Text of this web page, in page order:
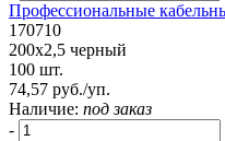
Профессиональные
170710
200х2,5 черный
100 шт.
74,57 руб./уп.
Наличие: под заказ
-